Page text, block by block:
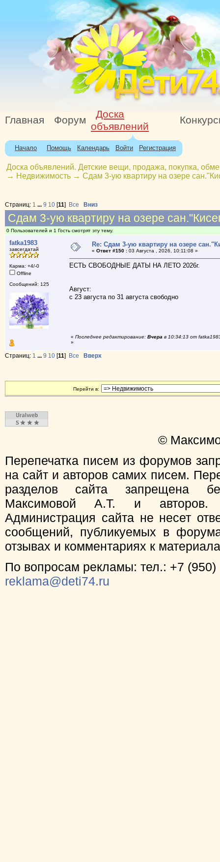
Главная Форум
Доска
объявлений
Начало Помощь Календарь Войти Регистрация
Доска объявлений. Детские вещи, продажа, покупка,
→ Недвижимость → Сдам 3-ую квартиру на озере
Страниц: 1 ... 9 10[11] Все Вниз
Сдам 3-ую квартиру на озере
0 Пользователей и 1 Гость смотрят эту тему.
fatka1983
завсегдатай
Карма: +4/-0
Offline
Сообщений: 125
Re: Сдам 3-ую квартиру на озере
« Ответ #150 :03 Августа , 2026, 10:11:08 »
ЕСТЬ СВОБОДНЫЕ ДАТЫ НА ЛЕТО 2026г.
Август:
с 23 августа по 31 августа свободно
« Последнее редактирование: Вчера в 10:34:13 от
»
Страниц: 1 ... 9 10[11] Все Вверх
Перейти в:
©
Перепечатка писем из форумов
на сайт и авторов самих писем.
разделов сайта запрещена
Максимовой А.Т. и
Администрация сайта не несет
сообщений, публикуемых в
отзывах и комментариях к
По вопросам рекламы: тел.: +7 (950)
reklama@deti74.ru